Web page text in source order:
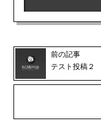
前の記事
テスト投稿２